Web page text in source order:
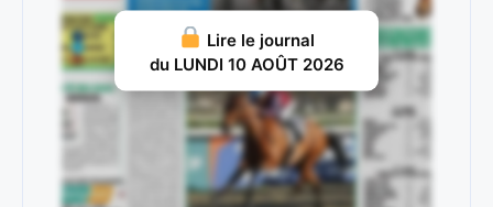
Marharry : Révélé aux échelons justes inférieurs, il
avait fait mouche pour
NOTRE COUP DE COEUR
Crowdfunding : Présenté au départ du Prix Djebel, il
a toujours été
STOP INFO• 20:30
Lire le journal
du LUNDI 10 AOÛT 2026